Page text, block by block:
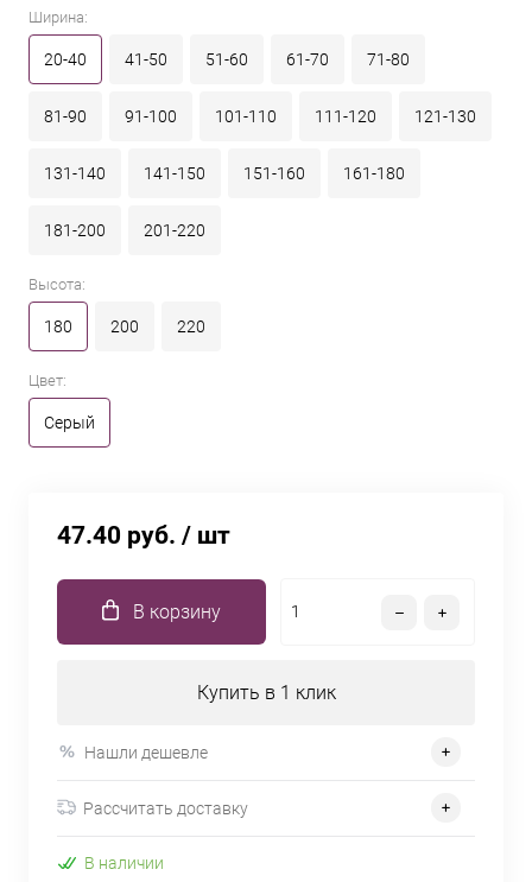
Ширина:
20-40 41-50 51-60 61-70 71-80
81-90 91-100 101-110 111-120 121-130
131-140 141-150 151-160 161-180
181-200 201-220
Высота:
180 200 220
Цвет:
Серый
47.40 руб. / шт
В корзину
Купить в 1 клик
Нашли дешевле
Рассчитать доставку
В наличии